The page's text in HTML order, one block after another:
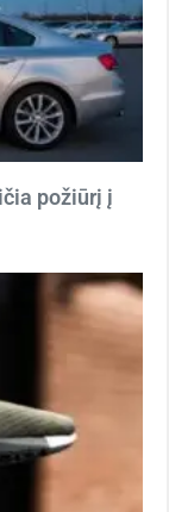
požiūrį į